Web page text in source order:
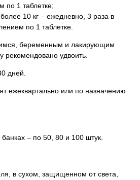
по 1 таблетке;
10 кг – ежедневно, 3 раза в
по 1 таблетке.
беременным и лакирующим
рекомендовано удвоить.
дней.
ежеквартально или по назначению
– по 50, 80 и 100 штук.
в сухом, защищенном от света,